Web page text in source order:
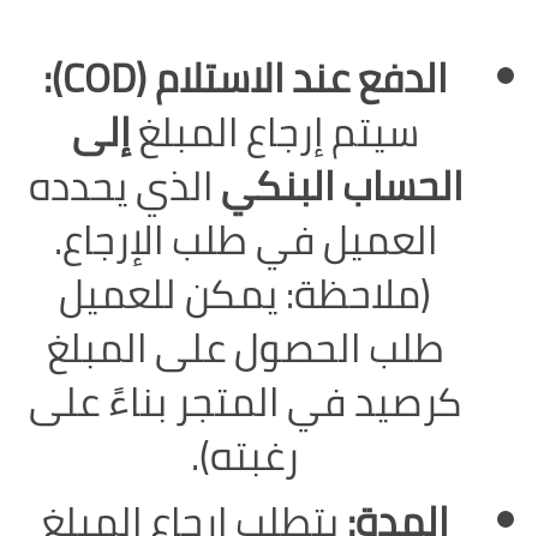
الدفع عند الاستلام (COD):
سيتم إرجاع المبلغإلى
الحساب البنكيالذي يحدده
العميل في طلب الإرجاع.
(ملاحظة: يمكن للعميل
طلب الحصول على المبلغ
كرصيد في المتجر بناءً على
رغبته).